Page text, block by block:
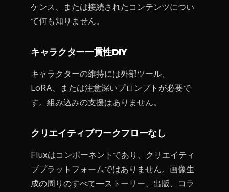
ケンス、または接続されたコンテンツについ
て何も知りません。
キャラクター一貫性DIY
キャラクターの維持には外部ツール、
LoRA、または注意深いプロンプトが必要で
す。組み込みの支援はありません。
クリエイティブワークフローなし
Fluxはコンポーネントであり、クリエイティ
ブプラットフォームではありません。画像生
成の周りのすべて—ストーリー、出版、コラ